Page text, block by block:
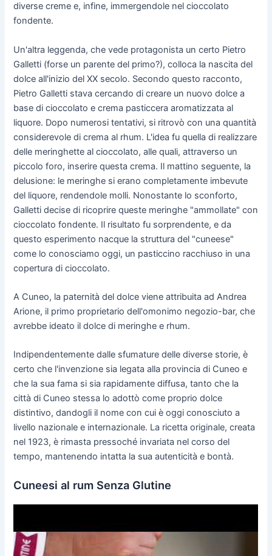
diverse creme e, infine, immergendole nel cioccolato
fondente.
Un'altra leggenda, che vede protagonista un certo Pietro
Galletti (forse un parente del primo?), colloca la nascita del
dolce all'inizio del XX secolo. Secondo questo racconto,
Pietro Galletti stava cercando di creare un nuovo dolce a
base di cioccolato e crema pasticcera aromatizzata al
liquore. Dopo numerosi tentativi, si ritrovò con una quantità
considerevole di crema al rhum. L'idea fu quella di realizzare
delle meringhette al cioccolato, alle quali, attraverso un
piccolo foro, inserire questa crema. Il mattino seguente, la
delusione: le meringhe si erano completamente imbevute
del liquore, rendendole molli. Nonostante lo sconforto,
Galletti decise di ricoprire queste meringhe "ammollate" con
cioccolato fondente. Il risultato fu sorprendente, e da
questo esperimento nacque la struttura del "cuneese"
come lo conosciamo oggi, un pasticcino racchiuso in una
copertura di cioccolato.
A Cuneo, la paternità del dolce viene attribuita ad Andrea
Arione, il primo proprietario dell'omonimo negozio-bar, che
avrebbe ideato il dolce di meringhe e rhum.
Indipendentemente dalle sfumature delle diverse storie, è
certo che l'invenzione sia legata alla provincia di Cuneo e
che la sua fama si sia rapidamente diffusa, tanto che la
città di Cuneo stessa lo adottò come proprio dolce
distintivo, dandogli il nome con cui è oggi conosciuto a
livello nazionale e internazionale. La ricetta originale, creata
nel 1923, è rimasta pressoché invariata nel corso del
tempo, mantenendo intatta la sua autenticità e bontà.
Cuneesi al rum Senza Glutine